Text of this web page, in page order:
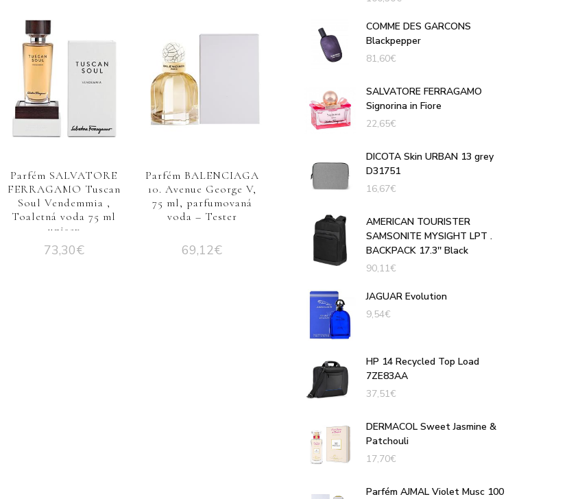
Parfém SALVATORE
FERRAGAMO Tuscan
Soul Vendemmia ,
Toaletná voda 75 ml
unisex
73,30€
Parfém BALENCIAGA
10. Avenue George V,
75 ml, parfumovaná
voda – Tester
69,12€
COMME DES GARCONS
Blackpepper
81,60€
SALVATORE FERRAGAMO
Signorina in Fiore
22,65€
DICOTA Skin URBAN 13 grey
D31751
16,67€
AMERICAN TOURISTER
SAMSONITE MYSIGHT LPT .
BACKPACK 17.3'' Black
90,11€
JAGUAR Evolution
9,54€
HP 14 Recycled Top Load
7ZE83AA
37,51€
DERMACOL Sweet Jasmine &
Patchouli
17,70€
Parfém AJMAL Violet Musc 100